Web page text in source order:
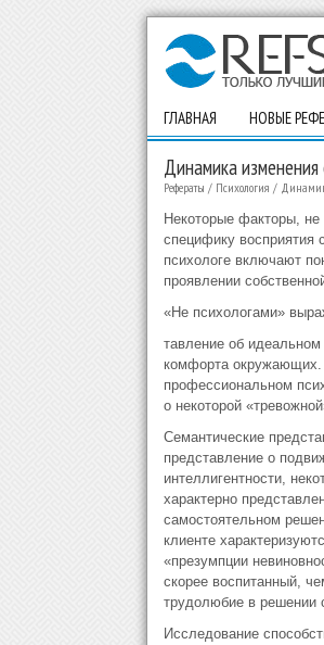
ГЛАВНАЯ НОВЫЕ
Динамика изменения
Рефераты / Психология /
Некоторые факторы,
специфику восприятия
психологе включают
проявлении
«Не психологами»
тавление об идеальном
комфорта окружающих.
профессиональном
о некоторой
Семантические
представление о
интеллигентности,
характерно
самостоятельном
клиенте
«презумпции
скорее воспитанный,
трудолюбие в решении
Исследование